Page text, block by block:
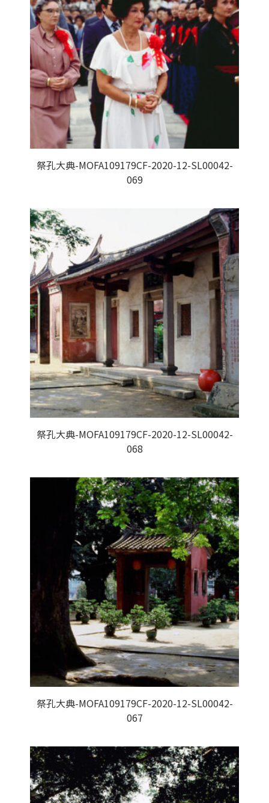
祭孔大典-MOFA109179CF-2020-12-SL00042-
069
祭孔大典-MOFA109179CF-2020-12-SL00042-
068
祭孔大典-MOFA109179CF-2020-12-SL00042-
067